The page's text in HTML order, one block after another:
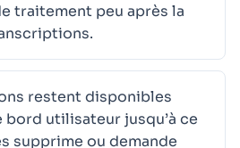
traitement peu après la
restent disponibles
bord utilisateur jusqu’à ce
supprime ou demande